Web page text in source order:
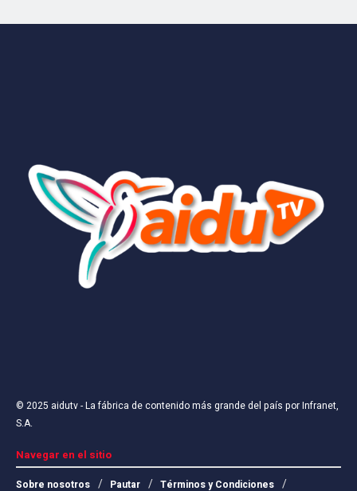
© 2025 aidutv- La fábrica de contenido más grande del país porInfranet,
S.A.
Navegar en el sitio
Sobre nosotros Pautar Términos y Condiciones